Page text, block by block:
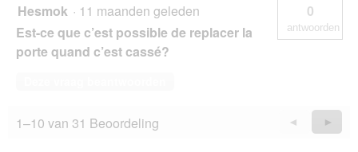
Hesmok · 11 maanden geleden
Est-ce que c’est possible de replacer la
porte quand c’est cassé?
0
antwoorden
1–10 van 31 Beoordeling
Vorige
Questions
◄ ►